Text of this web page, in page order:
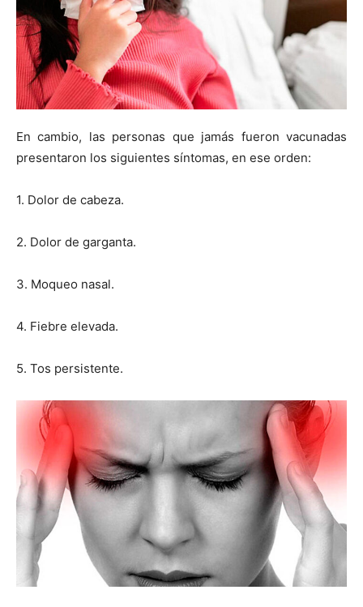
En cambio, las personas que jamás fueron vacunadas
presentaron los siguientes síntomas, en ese orden:
1. Dolor de cabeza.
2. Dolor de garganta.
3. Moqueo nasal.
4. Fiebre elevada.
5. Tos persistente.